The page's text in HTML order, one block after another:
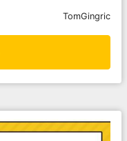
TomGingric